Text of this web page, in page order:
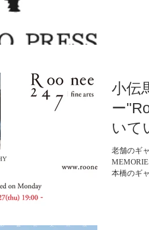
小伝
ー
いて
老舗のギ
本橋のギ